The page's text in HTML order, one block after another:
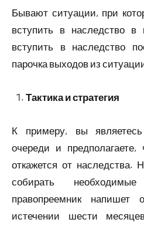
Бывают ситуации, при
вступить в наследство в
вступить в наследство
парочка выходов из
Тактика и стратегия
К примеру, вы
очереди и
откажется от наследства.
собирать
правопреемник напишет
истечении шести